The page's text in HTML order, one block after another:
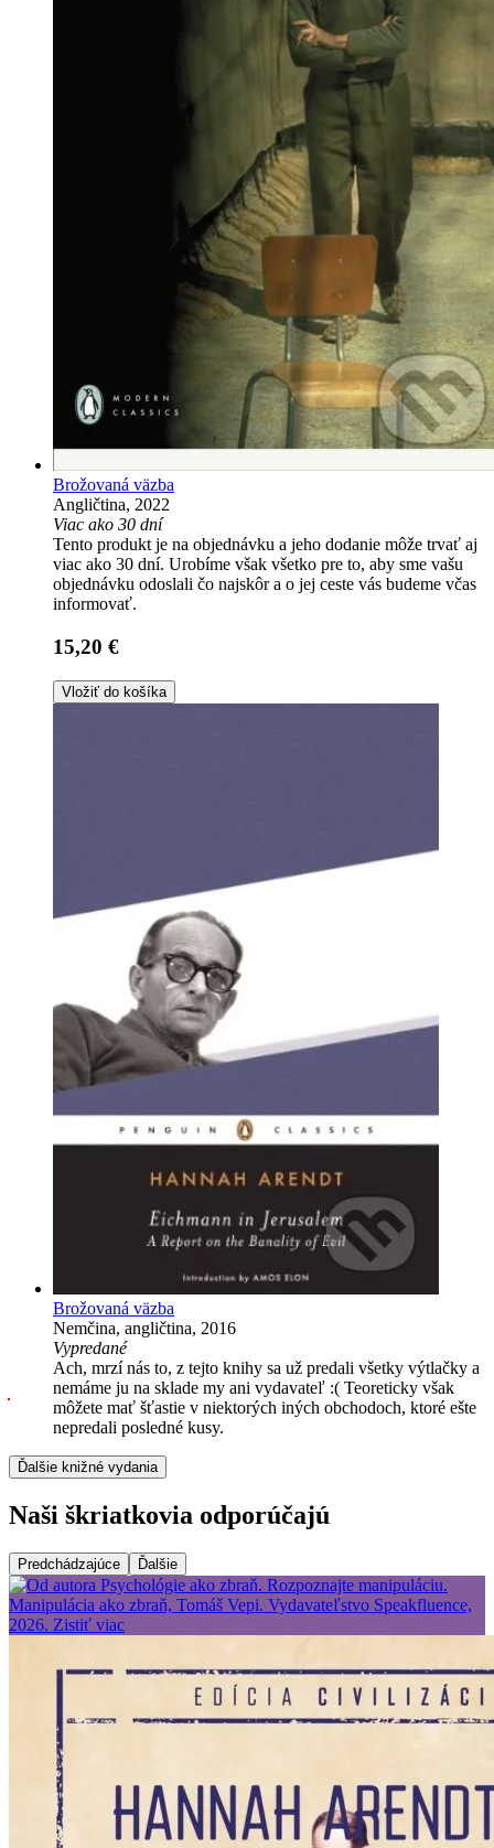
Brožovaná väzba
Angličtina, 2022
Viac ako 30 dní
Tento produkt je na objednávku a jeho dodanie môže trvať aj
viac ako 30 dní. Urobíme však všetko pre to, aby sme vašu
objednávku odoslali čo najskôr a o jej ceste vás budeme včas
informovať.
15,20 €
Vložiť do košíka
Brožovaná väzba
Nemčina, angličtina, 2016
Vypredané
Ach, mrzí nás to, z tejto knihy sa už predali všetky výtlačky a
nemáme ju na sklade my ani vydavateľ :( Teoreticky však
môžete mať šťastie v niektorých iných obchodoch, ktoré ešte
nepredali posledné kusy.
Ďalšie knižné vydania
Naši škriatkovia odporúčajú
Predchádzajúce Ďalšie